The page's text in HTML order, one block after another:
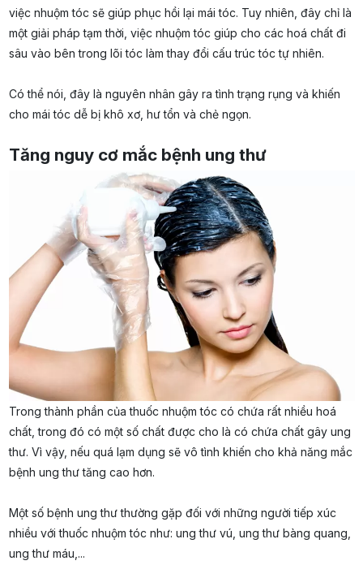
việc nhuộm tóc sẽ giúp phục hồi lại mái tóc. Tuy nhiên, đây chỉ là
một giải pháp tạm thời, việc nhuộm tóc giúp cho các hoá chất đi
sâu vào bên trong lõi tóc làm thay đổi cấu trúc tóc tự nhiên.
Có thể nói, đây là nguyên nhân gây ra tình trạng rụng và khiến
cho mái tóc dễ bị khô xơ, hư tổn và chẻ ngọn.
Tăng nguy cơ mắc bệnh ung thư
Trong thành phần của thuốc nhuộm tóc có chứa rất nhiều hoá
chất, trong đó có một số chất được cho là có chứa chất gây ung
thư. Vì vậy, nếu quá lạm dụng sẽ vô tình khiến cho khả năng mắc
bệnh ung thư tăng cao hơn.
Một số bệnh ung thư thường gặp đối với những người tiếp xúc
nhiều với thuốc nhuộm tóc như: ung thư vú, ung thư bàng quang,
ung thư máu,...